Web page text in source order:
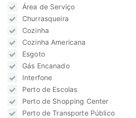
Área de Serviço
Churrasqueira
Cozinha
Cozinha Americana
Esgoto
Gás Encanado
Interfone
Perto de Escolas
Perto de Shopping Center
Perto de Transporte Público